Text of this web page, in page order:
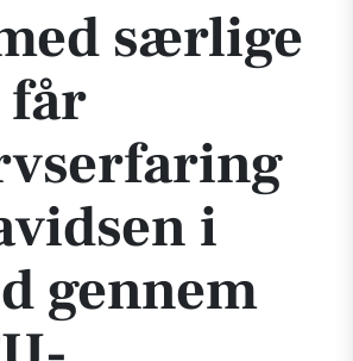
særlige
får
i
gennem